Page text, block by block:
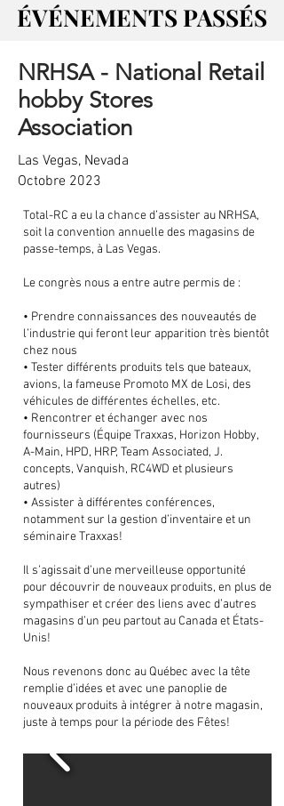
ÉVÉNEMENTS PASSÉS
ÉVÉNEMENTS PASSÉS
NRHSA - National Retail
hobby Stores
Association
Las Vegas, Nevada
Octobre 2023
Total-RC a eu la chance d’assister au NRHSA,
soit la convention annuelle des magasins de
passe-temps, à Las Vegas.
Le congrès nous a entre autre permis de :
• Prendre connaissances des nouveautés de
l’industrie qui feront leur apparition très bientôt
chez nous
• Tester différents produits tels que bateaux,
avions, la fameuse Promoto MX de Losi, des
véhicules de différentes échelles, etc.
• Rencontrer et échanger avec nos
fournisseurs (Équipe Traxxas, Horizon Hobby,
A-Main, HPD, HRP, Team Associated, J.
concepts, Vanquish, RC4WD et plusieurs
autres)
• Assister à différentes conférences,
notamment sur la gestion d’inventaire et un
séminaire Traxxas!
Il s’agissait d’une merveilleuse opportunité
pour découvrir de nouveaux produits, en plus de
sympathiser et créer des liens avec d’autres
magasins d’un peu partout au Canada et États-
Unis!
Nous revenons donc au Québec avec la tête
remplie d’idées et avec une panoplie de
nouveaux produits à intégrer à notre magasin,
juste à temps pour la période des Fêtes!